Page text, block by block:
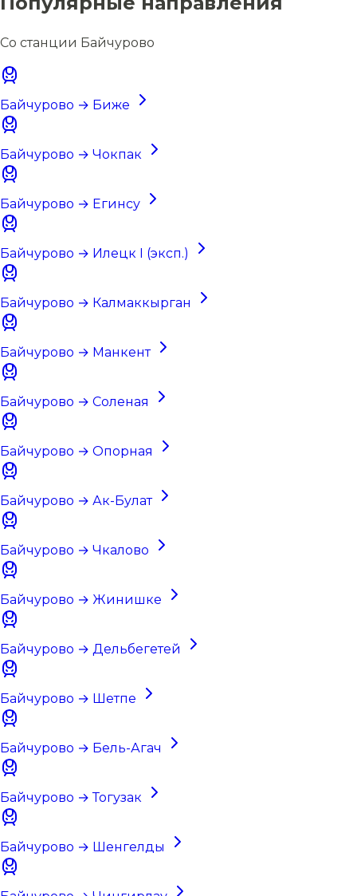
Со станции Байчурово
Байчурово → Биже
Байчурово → Чокпак
Байчурово → Егинсу
Байчурово → Илецк I (эксп.)
Байчурово → Калмаккырган
Байчурово → Манкент
Байчурово → Соленая
Байчурово → Опорная
Байчурово → Ак-Булат
Байчурово → Чкалово
Байчурово → Жинишке
Байчурово → Дельбегетей
Байчурово → Шетпе
Байчурово → Бель-Агач
Байчурово → Тогузак
Байчурово → Шенгелды